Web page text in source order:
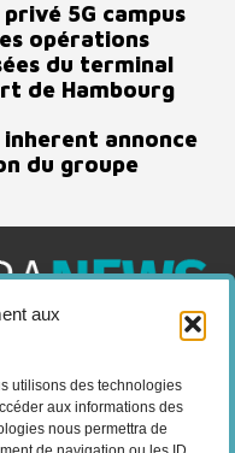
aux
utilisons des technologies
aux informations des
nous permettra de
5G campus
opérations
du terminal
de Hambourg
inherent annonce
du groupe
acteurs des télécoms
des évènements, des
Retrouvez toutes les
des